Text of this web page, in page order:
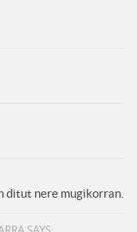
ditut nere mugikorran.